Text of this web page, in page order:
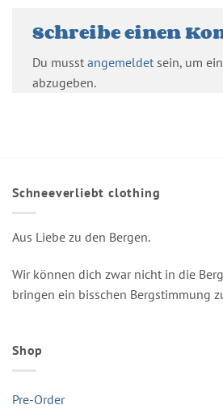
Schreibe einen
Du musst angemeldet sein, um
abzugeben.
Schneeverliebt clothing
Aus Liebe zu den Bergen.
Wir können dich zwar nicht in die
bringen ein bisschen Bergstimmung
Shop
Pre-Order